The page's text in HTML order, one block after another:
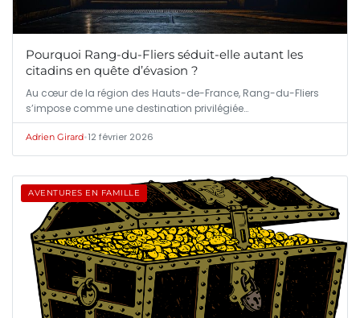
Pourquoi Rang-du-Fliers séduit-elle autant les
citadins en quête d’évasion ?
Au cœur de la région des Hauts-de-France, Rang-du-Fliers
s’impose comme une destination privilégiée…
Adrien Girard•12 février 2026
AVENTURES EN FAMILLE